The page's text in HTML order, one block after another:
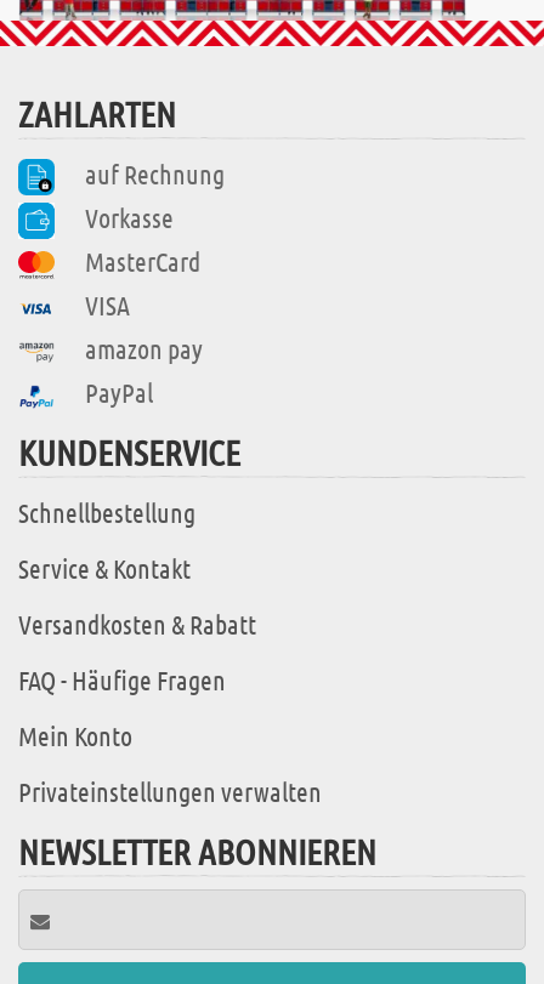
ZAHLARTEN
auf Rechnung
Vorkasse
MasterCard
VISA
amazon pay
PayPal
KUNDENSERVICE
Schnellbestellung
Service & Kontakt
Versandkosten & Rabatt
FAQ - Häufige Fragen
Mein Konto
Privateinstellungen verwalten
NEWSLETTER ABONNIEREN